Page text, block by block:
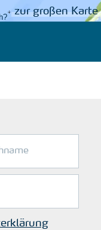
zur großen Karte